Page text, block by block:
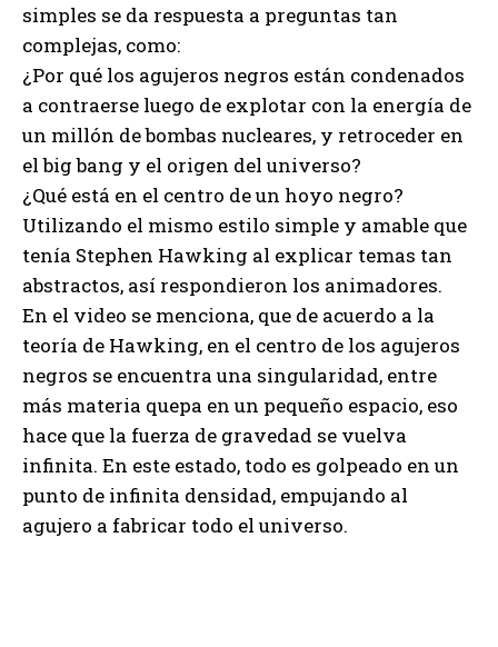
simples se da respuesta a preguntas tan
complejas, como:
¿Por qué los agujeros negros están condenados
a contraerse luego de explotar con la energía de
un millón de bombas nucleares, y retroceder en
el big bang y el origen del universo?
¿Qué está en el centro de un hoyo negro?
Utilizando el mismo estilo simple y amable que
tenía Stephen Hawking al explicar temas tan
abstractos, así respondieron los animadores.
En el video se menciona, que de acuerdo a la
teoría de Hawking, en el centro de los agujeros
negros se encuentra una singularidad, entre
más materia quepa en un pequeño espacio, eso
hace que la fuerza de gravedad se vuelva
infinita. En este estado, todo es golpeado en un
punto de infinita densidad, empujando al
agujero a fabricar todo el universo.